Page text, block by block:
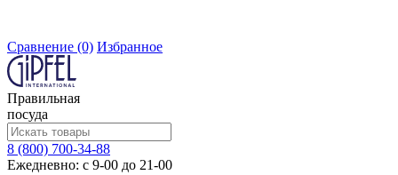
Сравнение (0) Избранное
Правильная
посуда
8 (800) 700-34-88
Ежедневно: с 9-00 до 21-00